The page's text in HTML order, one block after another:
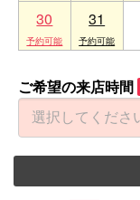
30 31
ご希望の来店時間